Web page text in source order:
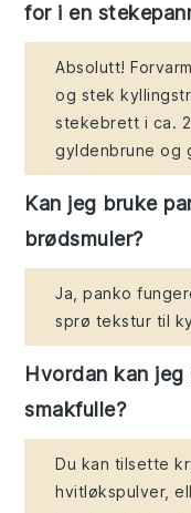
for i en
Absolutt!
og stek
stekebrett i ca.
gyldenbrune og
Kan jeg bruke
brødsmuler?
Ja, panko
sprø tekstur til
Hvordan kan
smakfulle?
Du kan tilsette
hvitløkspulver,